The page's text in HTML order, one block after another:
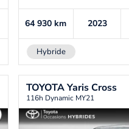
64 930km 2023
Hybride
TOYOTAYaris Cross
116h Dynamic MY21